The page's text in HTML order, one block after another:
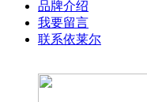
品牌介绍
我要留言
联系依莱尔